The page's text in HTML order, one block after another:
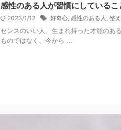
感性のある人が習慣にしているこ
2023/1/12 好奇心, 感性のある人 , 整
センスのいい人、生まれ持った才能のあ
ものではなく、今から ...